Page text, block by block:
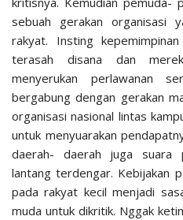
sebuah gerakan organisasi
rakyat. Insting
terasah disana dan
menyerukan perlawanan
bergabung dengan gerakan
organisasi nasional lintas
untuk menyuarakan
daerah- daerah juga suara
lantang terdengar. Kebijakan
pada rakyat kecil menjadi
muda untuk dikritik. Nggak